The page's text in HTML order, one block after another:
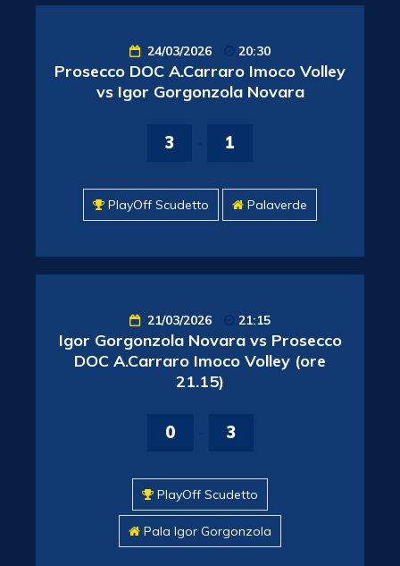
24/03/2026 20:30
Prosecco DOC A.Carraro Imoco Volley
vs Igor Gorgonzola Novara
3 1
PlayOff Scudetto Palaverde
21/03/2026 21:15
Igor Gorgonzola Novara vs Prosecco
DOC A.Carraro Imoco Volley (ore
21.15)
0 3
PlayOff Scudetto
Pala Igor Gorgonzola